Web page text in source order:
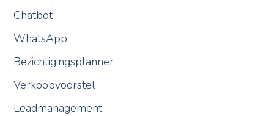
Chatbot
WhatsApp
Bezichtigingsplanner
Verkoopvoorstel
Leadmanagement